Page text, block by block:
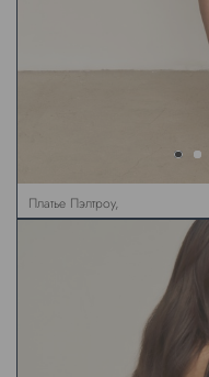
Платье Пэлтроу,
молочное